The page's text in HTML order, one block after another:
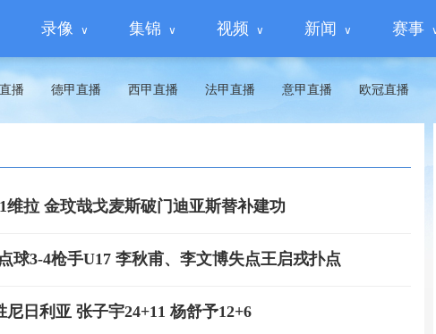
录像 集锦 视频 新闻 赛事
播 德甲直播 西甲直播 法甲直播 意甲直播 欧冠直播
维拉 金玟哉戈麦斯破门迪亚斯替补建功
球3-4枪手U17 李秋甫、李文博失点王启戎扑点
日利亚 张子宇24+11 杨舒予12+6